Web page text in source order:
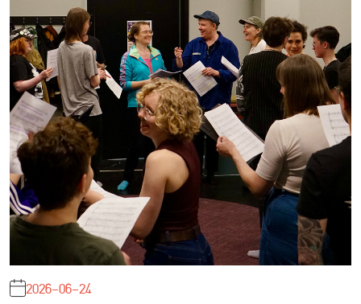
2026-06-24